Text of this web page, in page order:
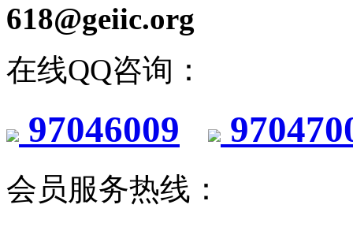
618@geiic.org
在线QQ咨询：
97046009
会员服务热线：